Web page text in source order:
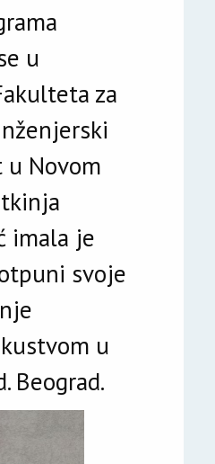
u
za
u Novom
imala je
svoje
u
Beograd.